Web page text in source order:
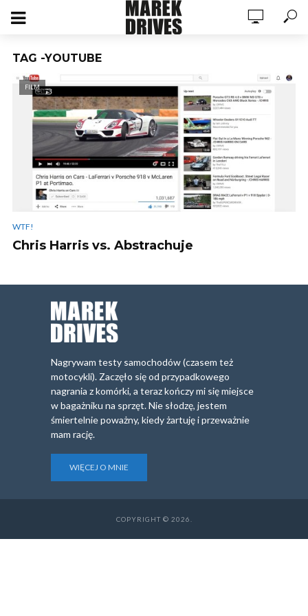
TAG -YOUTUBE
FILM
WTF!
Chris Harris vs. Abstrachuje
Nagrywam testy samochodów (czasem też
motocykli). Zaczęło się od przypadkowego
nagrania z komórki, a teraz kończy mi się miejsce
w bagażniku na sprzęt. Nie słodzę, jestem
śmiertelnie poważny, kiedy żartuję i przeważnie
mam rację.
WIĘCEJ O MNIE
COPYRIGHT © 2026.